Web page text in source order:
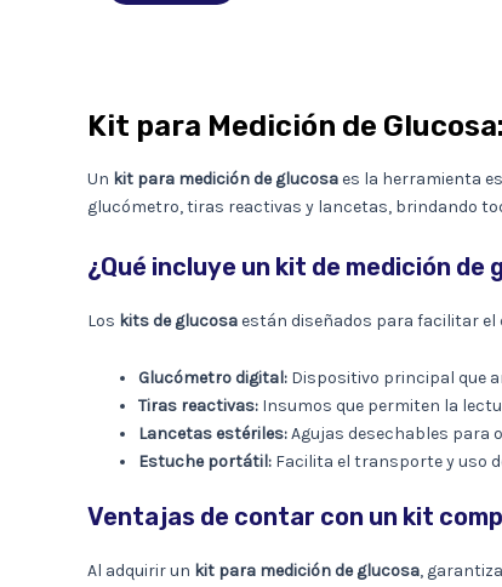
Kit para Medición de
Un kit para medición de glucosaes la herramienta
glucómetro, tiras reactivas y lancetas, brindando
¿Qué incluye un kit de medición de
Los kits de glucosaestán diseñados para facilitar
Glucómetro digital: Dispositivo principal que
Tiras reactivas: Insumos que permiten la
Lancetas estériles:Agujas desechables para
Estuche portátil: Facilita el transporte y uso
Ventajas de contar con un kit
Al adquirir un kit para medición de glucosa,